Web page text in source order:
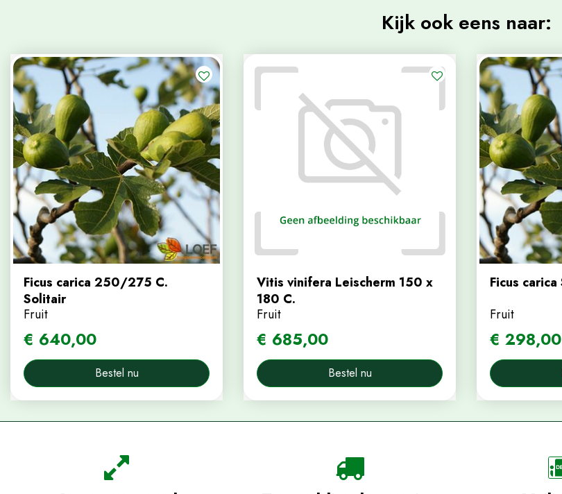
Kijk ook eens naar:
Ficus carica 250/275 C.
Solitair
Fruit
€ 640,00
Bestel nu
Vitis vinifera Leischerm 150 x
180 C.
Fruit
€ 685,00
Bestel nu
Ficus
Fruit
€ 298,00